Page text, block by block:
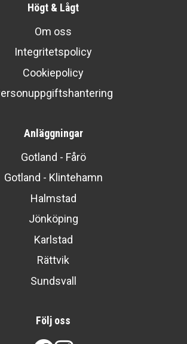
Högt & Lågt
Om oss
Integritetspolicy
Cookiepolicy
Anläggningar
Gotland - Fårö
Gotland - Klintehamn
Halmstad
Jönköping
Karlstad
Rättvik
Sundsvall
Följ oss